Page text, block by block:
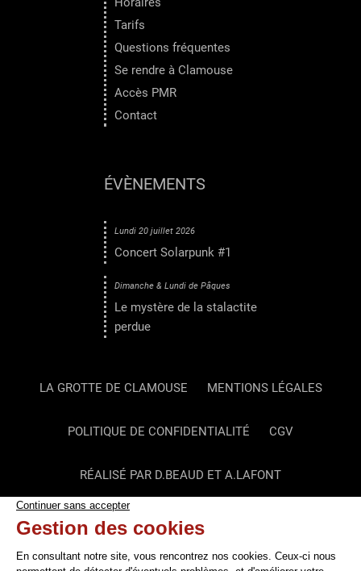
Tarifs
Questions fréquentes
Se rendre à Clamouse
Accès PMR
Contact
ÉVÈNEMENTS
Lundi 20 juillet 2026
Concert Solarpunk #1
Dimanche & Lundi de Pâques
Le mystère de la stalactite
perdue
LA GROTTE DE CLAMOUSE MENTIONS LÉGALES
POLITIQUE DE CONFIDENTIALITÉ CGV
RÉALISÉ PAR D.BEAUD ET A.LAFONT